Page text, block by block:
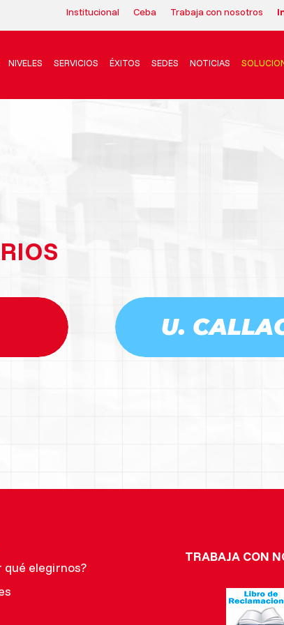
Institucional Ceba Trabaja con nosotros
NIVELES SERVICIOS ÉXITOS SEDES NOTICIAS
U.
qué elegirnos?
TRABAJA CON